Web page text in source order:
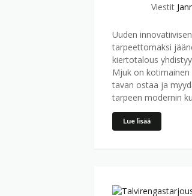
Viestit
Uuden
tarpeettomaksi
kiertotalous
Mjuk on
tavan ostaa ja
tarpeen modernin
Lue lisää